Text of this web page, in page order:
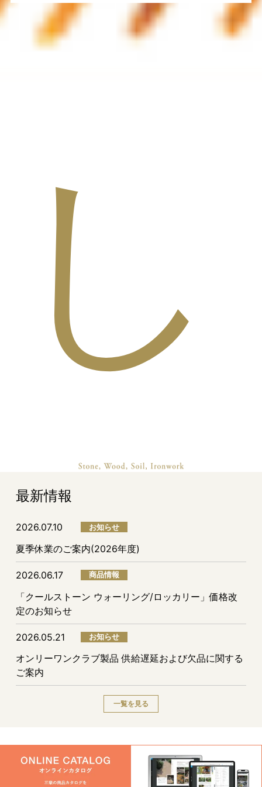
し
最新情報
2026.07.10 お知らせ
夏季休業のご案内(2026年度)
2026.06.17 商品情報
「クールストーン ウォーリング/ロッカリー」価格改
定のお知らせ
2026.05.21 お知らせ
オンリーワンクラブ製品 供給遅延および欠品に関する
ご案内
一覧を見る